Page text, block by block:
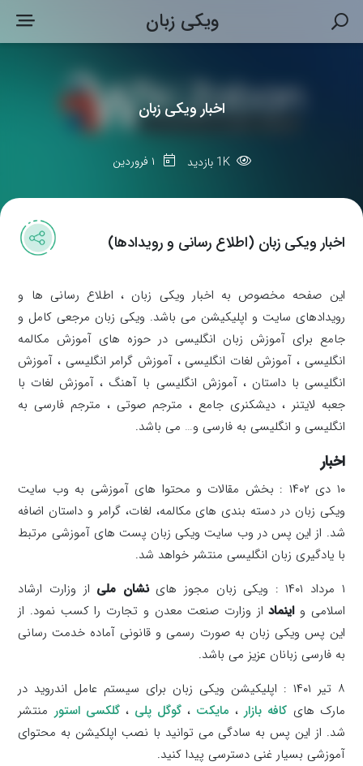
ویکی زبان
اخبار ویکی زبان (اطلاع رسانی و رویدادها)
اخبار ویکی زبان
1K بازدید
این صفحه مخصوص به اخبار ویکی زبان ، اطلاع رسانی ها و
رویدادهای سایت و اپلیکیشن می باشد. ویکی زبان مرجعی کامل و
جامع برای آموزش زبان انگلیسی در حوزه های آموزش مکالمه
انگلیسی ، آموزش لغات انگلیسی ، آموزش گرامر انگلیسی ، آموزش
انگلیسی با داستان ، آموزش انگلیسی با آهنگ ، آموزش لغات با
جعبه لایتنر ، دیشکنری جامع ، مترجم صوتی ، مترجم فارسی به
انگلیسی و انگلیسی به فارسی و… می باشد.
اخبار
۱۰ دی ۱۴۰۲ : بخش مقالات و محتوا های آموزشی به وب سایت
ویکی زبان در دسته بندی های مکالمه، لغات، گرامر و داستان اضافه
شد. از این پس در وب سایت ویکی زبان پست های آموزشی مرتبط
با یادگیری زبان انگلیسی منتشر خواهد شد.
۱ مرداد ۱۴۰۱ : ویکی زبان مجوز های
نشان ملی از وزارت ارشاد
اسلامی واینماداز وزارت صنعت معدن و تجارت را کسب نمود. از
این پس ویکی زبان به صورت رسمی و قانونی آماده خدمت رسانی
به فارسی زبانان عزیز می باشد.
۸ تیر ۱۴۰۱ : اپلیکیشن ویکی زبان برای سیستم عامل اندروید در
مارک های کافه بازار، مایکت ،گوگل پلی ،گلکسی استور منتشر
شد. از این پس به سادگی می توانید با نصب اپلکیشن به محتوای
آموزشی بسیار غنی دسترسی پیدا کنید.